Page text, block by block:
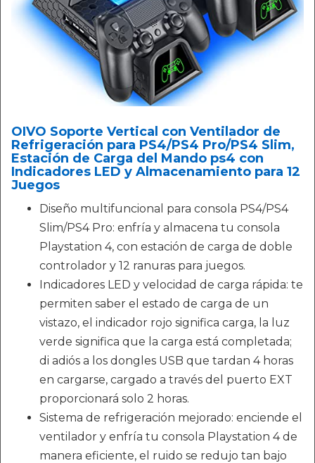
OIVO Soporte Vertical con Ventilador de
Refrigeración para PS4/PS4 Pro/PS4 Slim,
Estación de Carga del Mando ps4 con
Indicadores LED y Almacenamiento para 12
Juegos
Diseño multifuncional para consola PS4/PS4
Slim/PS4 Pro: enfría y almacena tu consola
Playstation 4, con estación de carga de doble
controlador y 12 ranuras para juegos.
Indicadores LED y velocidad de carga rápida: te
permiten saber el estado de carga de un
vistazo, el indicador rojo significa carga, la luz
verde significa que la carga está completada;
di adiós a los dongles USB que tardan 4 horas
en cargarse, cargado a través del puerto EXT
proporcionará solo 2 horas.
Sistema de refrigeración mejorado: enciende el
ventilador y enfría tu consola Playstation 4 de
manera eficiente, el ruido se redujo tan bajo